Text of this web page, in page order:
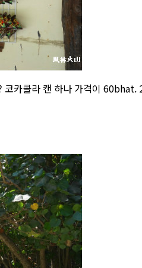
코카콜라 캔 하나 가격이 60bhat.